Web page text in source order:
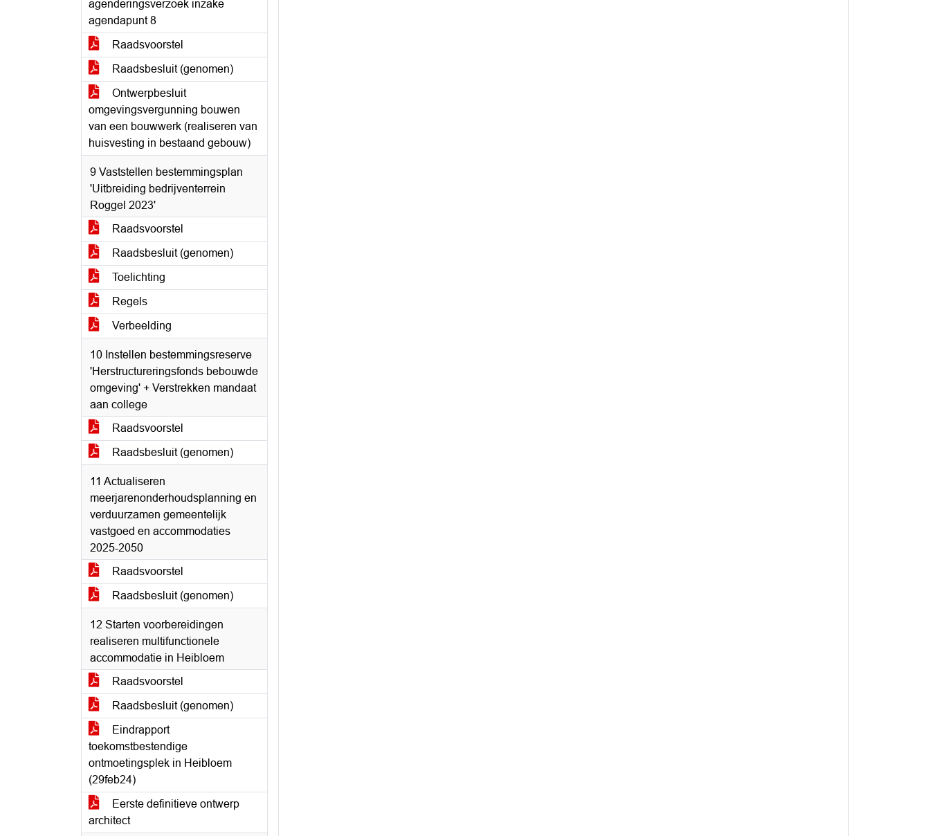
agenderingsverzoek inzake
agendapunt 8
Raadsvoorstel
Raadsbesluit (genomen)
Ontwerpbesluit
omgevingsvergunning bouwen
van een bouwwerk (realiseren van
huisvesting in bestaand gebouw)
9 Vaststellen bestemmingsplan
'Uitbreiding bedrijventerrein
Roggel 2023'
Raadsvoorstel
Raadsbesluit (genomen)
Toelichting
Regels
Verbeelding
10 Instellen bestemmingsreserve
'Herstructureringsfonds bebouwde
omgeving' + Verstrekken mandaat
aan college
Raadsvoorstel
Raadsbesluit (genomen)
11 Actualiseren
meerjarenonderhoudsplanning en
verduurzamen gemeentelijk
vastgoed en accommodaties
2025-2050
Raadsvoorstel
Raadsbesluit (genomen)
12 Starten voorbereidingen
realiseren multifunctionele
accommodatie in Heibloem
Raadsvoorstel
Raadsbesluit (genomen)
Eindrapport
toekomstbestendige
ontmoetingsplek in Heibloem
(29feb24)
Eerste definitieve ontwerp
architect